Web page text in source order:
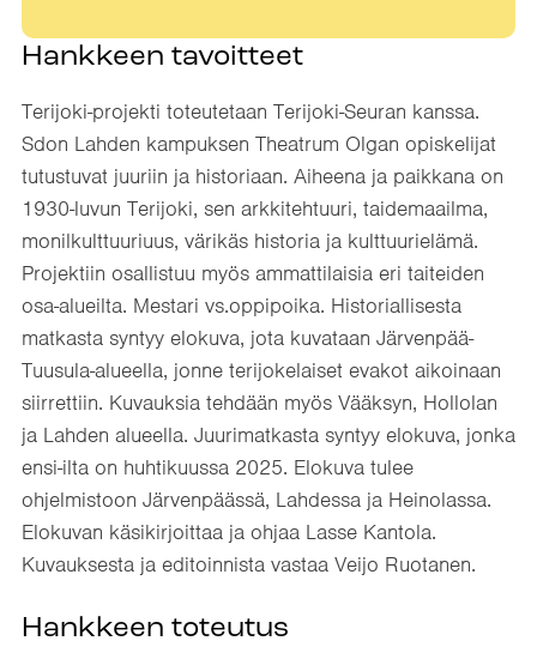
Hankkeen tavoitteet
Terijoki-projekti toteutetaan Terijoki-Seuran kanssa.
Sdon Lahden kampuksen Theatrum Olgan opiskelijat
tutustuvat juuriin ja historiaan. Aiheena ja paikkana on
1930-luvun Terijoki, sen arkkitehtuuri, taidemaailma,
monilkulttuuriuus, värikäs historia ja kulttuurielämä.
Projektiin osallistuu myös ammattilaisia eri taiteiden
osa-alueilta. Mestari vs.oppipoika. Historiallisesta
matkasta syntyy elokuva, jota kuvataan Järvenpää-
Tuusula-alueella, jonne terijokelaiset evakot aikoinaan
siirrettiin. Kuvauksia tehdään myös Vääksyn, Hollolan
ja Lahden alueella. Juurimatkasta syntyy elokuva, jonka
ensi-ilta on huhtikuussa 2025. Elokuva tulee
ohjelmistoon Järvenpäässä, Lahdessa ja Heinolassa.
Elokuvan käsikirjoittaa ja ohjaa Lasse Kantola.
Kuvauksesta ja editoinnista vastaa Veijo Ruotanen.
Hankkeen toteutus